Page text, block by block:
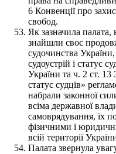
6 Конвенції про
свобод.
Як зазначила палата,
знайшли своє
судочинства
судоустрій і статус
України та ч. 2 ст. 13
статус судців»
набрали законної
всіма державної
самоврядування, їх
фізичними і
всій території
Палата звернула